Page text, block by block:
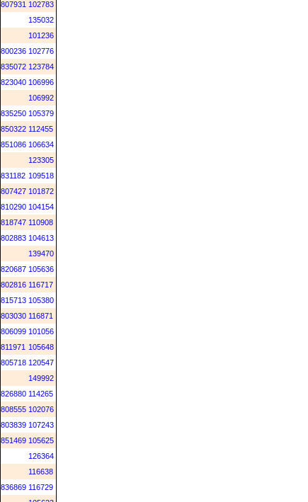
807931 102783
135032
101236
800236 102776
835072 123784
823040 106996
106992
835250 105379
850322 112455
851086 106634
123305
831182 109518
807427 101872
810290 104154
818747 110908
802883 104613
139470
820687 105636
802816 116717
815713 105380
803030 116871
806099 101056
811971 105648
805718 120547
149992
826880 114265
808555 102076
803839 107243
851469 105625
126364
116638
836869 116729